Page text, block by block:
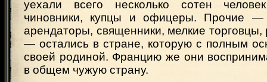
уехали всего несколько сотен
чиновники, купцы и офицеры. Прочие —
арендаторы, священники, мелкие
— остались в стране, которую с полным
своей родиной. Францию же они
в общем чужую страну.